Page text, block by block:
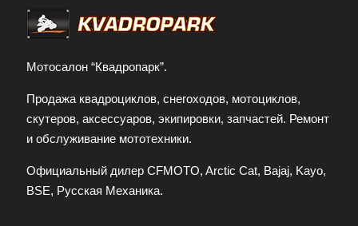
Мотосалон “Квадропарк”.
Продажа квадроциклов, снегоходов, мотоциклов,
скутеров, аксессуаров, экипировки, запчастей. Ремонт
и обслуживание мототехники.
Официальный дилер CFMOTO, Arctic Cat, Bajaj, Kayo,
BSE, Русская Механика.